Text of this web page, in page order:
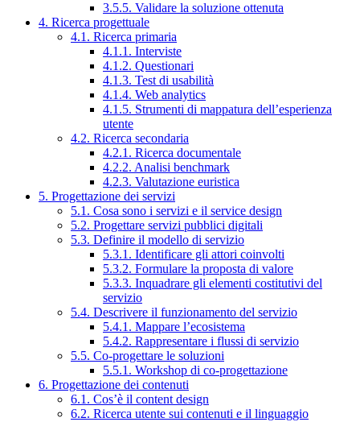
3.5.5. Validare la soluzione ottenuta
4. Ricerca progettuale
4.1. Ricerca primaria
4.1.1. Interviste
4.1.2. Questionari
4.1.3. Test di usabilità
4.1.4. Web analytics
4.1.5. Strumenti di mappatura dell’esperienza
utente
4.2. Ricerca secondaria
4.2.1. Ricerca documentale
4.2.2. Analisi benchmark
4.2.3. Valutazione euristica
5. Progettazione dei servizi
5.1. Cosa sono i servizi e il service design
5.2. Progettare servizi pubblici digitali
5.3. Definire il modello di servizio
5.3.1. Identificare gli attori coinvolti
5.3.2. Formulare la proposta di valore
5.3.3. Inquadrare gli elementi costitutivi del
servizio
5.4. Descrivere il funzionamento del servizio
5.4.1. Mappare l’ecosistema
5.4.2. Rappresentare i flussi di servizio
5.5. Co-progettare le soluzioni
5.5.1. Workshop di co-progettazione
6. Progettazione dei contenuti
6.1. Cos’è il content design
6.2. Ricerca utente sui contenuti e il linguaggio